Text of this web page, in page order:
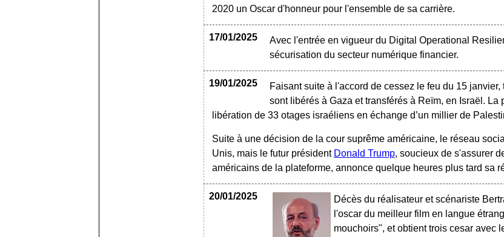
2020 un Oscar d'honneur pour l'ensemble de sa carrière.
17/01/2025 Avec l'entrée en vigueur du Digital Operational
sécurisation du secteur numérique financier.
19/01/2025
Faisant suite à l'accord de cessez le feu du 15
sont libérés à Gaza et transférés à Reïm, en Israël.
libération de 33 otages israéliens en échange d’un millier de
Suite à une décision de la cour suprême américaine, le réseau
Unis, mais le futur président Donald Trump, soucieux de s'assurer
américains de la plateforme, annonce quelque heures plus tard sa
20/01/2025
Décès du réalisateur et scénariste
l'oscar du meilleur film en langue
mouchoirs", et obtient trois cesar avec